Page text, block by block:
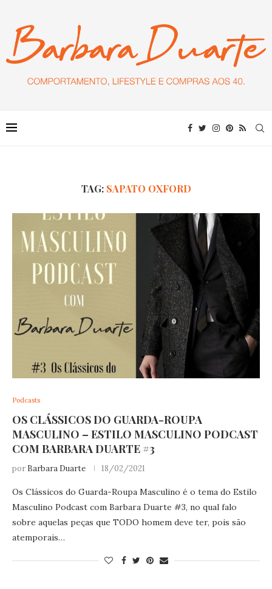
TAG: SAPATO OXFORD
Podcasts
OS CLÁSSICOS DO GUARDA-ROUPA
MASCULINO – ESTILO MASCULINO PODCAST
COM BARBARA DUARTE #3
por Barbara Duarte 18/02/2021
Os Clássicos do Guarda-Roupa Masculino é o tema do Estilo
Masculino Podcast com Barbara Duarte #3, no qual falo
sobre aquelas peças que TODO homem deve ter, pois são
atemporais…